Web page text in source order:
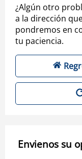
¿Algún otro
a la dirección
pondremos en
tu paciencia.
Envienos su